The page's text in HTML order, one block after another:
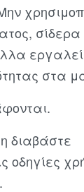
σίδερα
στα
διαβάστε
οδηγίες